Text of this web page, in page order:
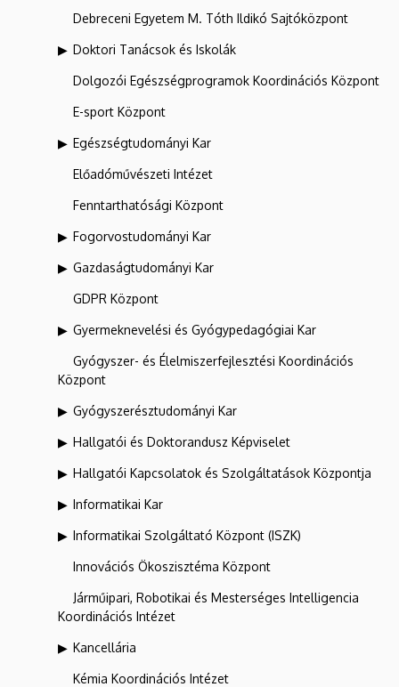
Debreceni Egyetem M. Tóth Ildikó Sajtóközpont
Doktori Tanácsok és Iskolák
Dolgozói Egészségprogramok Koordinációs Központ
E-sport Központ
Egészségtudományi Kar
Előadóművészeti Intézet
Fenntarthatósági Központ
Fogorvostudományi Kar
Gazdaságtudományi Kar
GDPR Központ
Gyermeknevelési és Gyógypedagógiai Kar
Gyógyszer- és Élelmiszerfejlesztési Koordinációs
Központ
Gyógyszerésztudományi Kar
Hallgatói és Doktorandusz Képviselet
Hallgatói Kapcsolatok és Szolgáltatások Központja
Informatikai Kar
Informatikai Szolgáltató Központ (ISZK)
Innovációs Ökoszisztéma Központ
Járműipari, Robotikai és Mesterséges Intelligencia
Koordinációs Intézet
Kancellária
Kémia Koordinációs Intézet